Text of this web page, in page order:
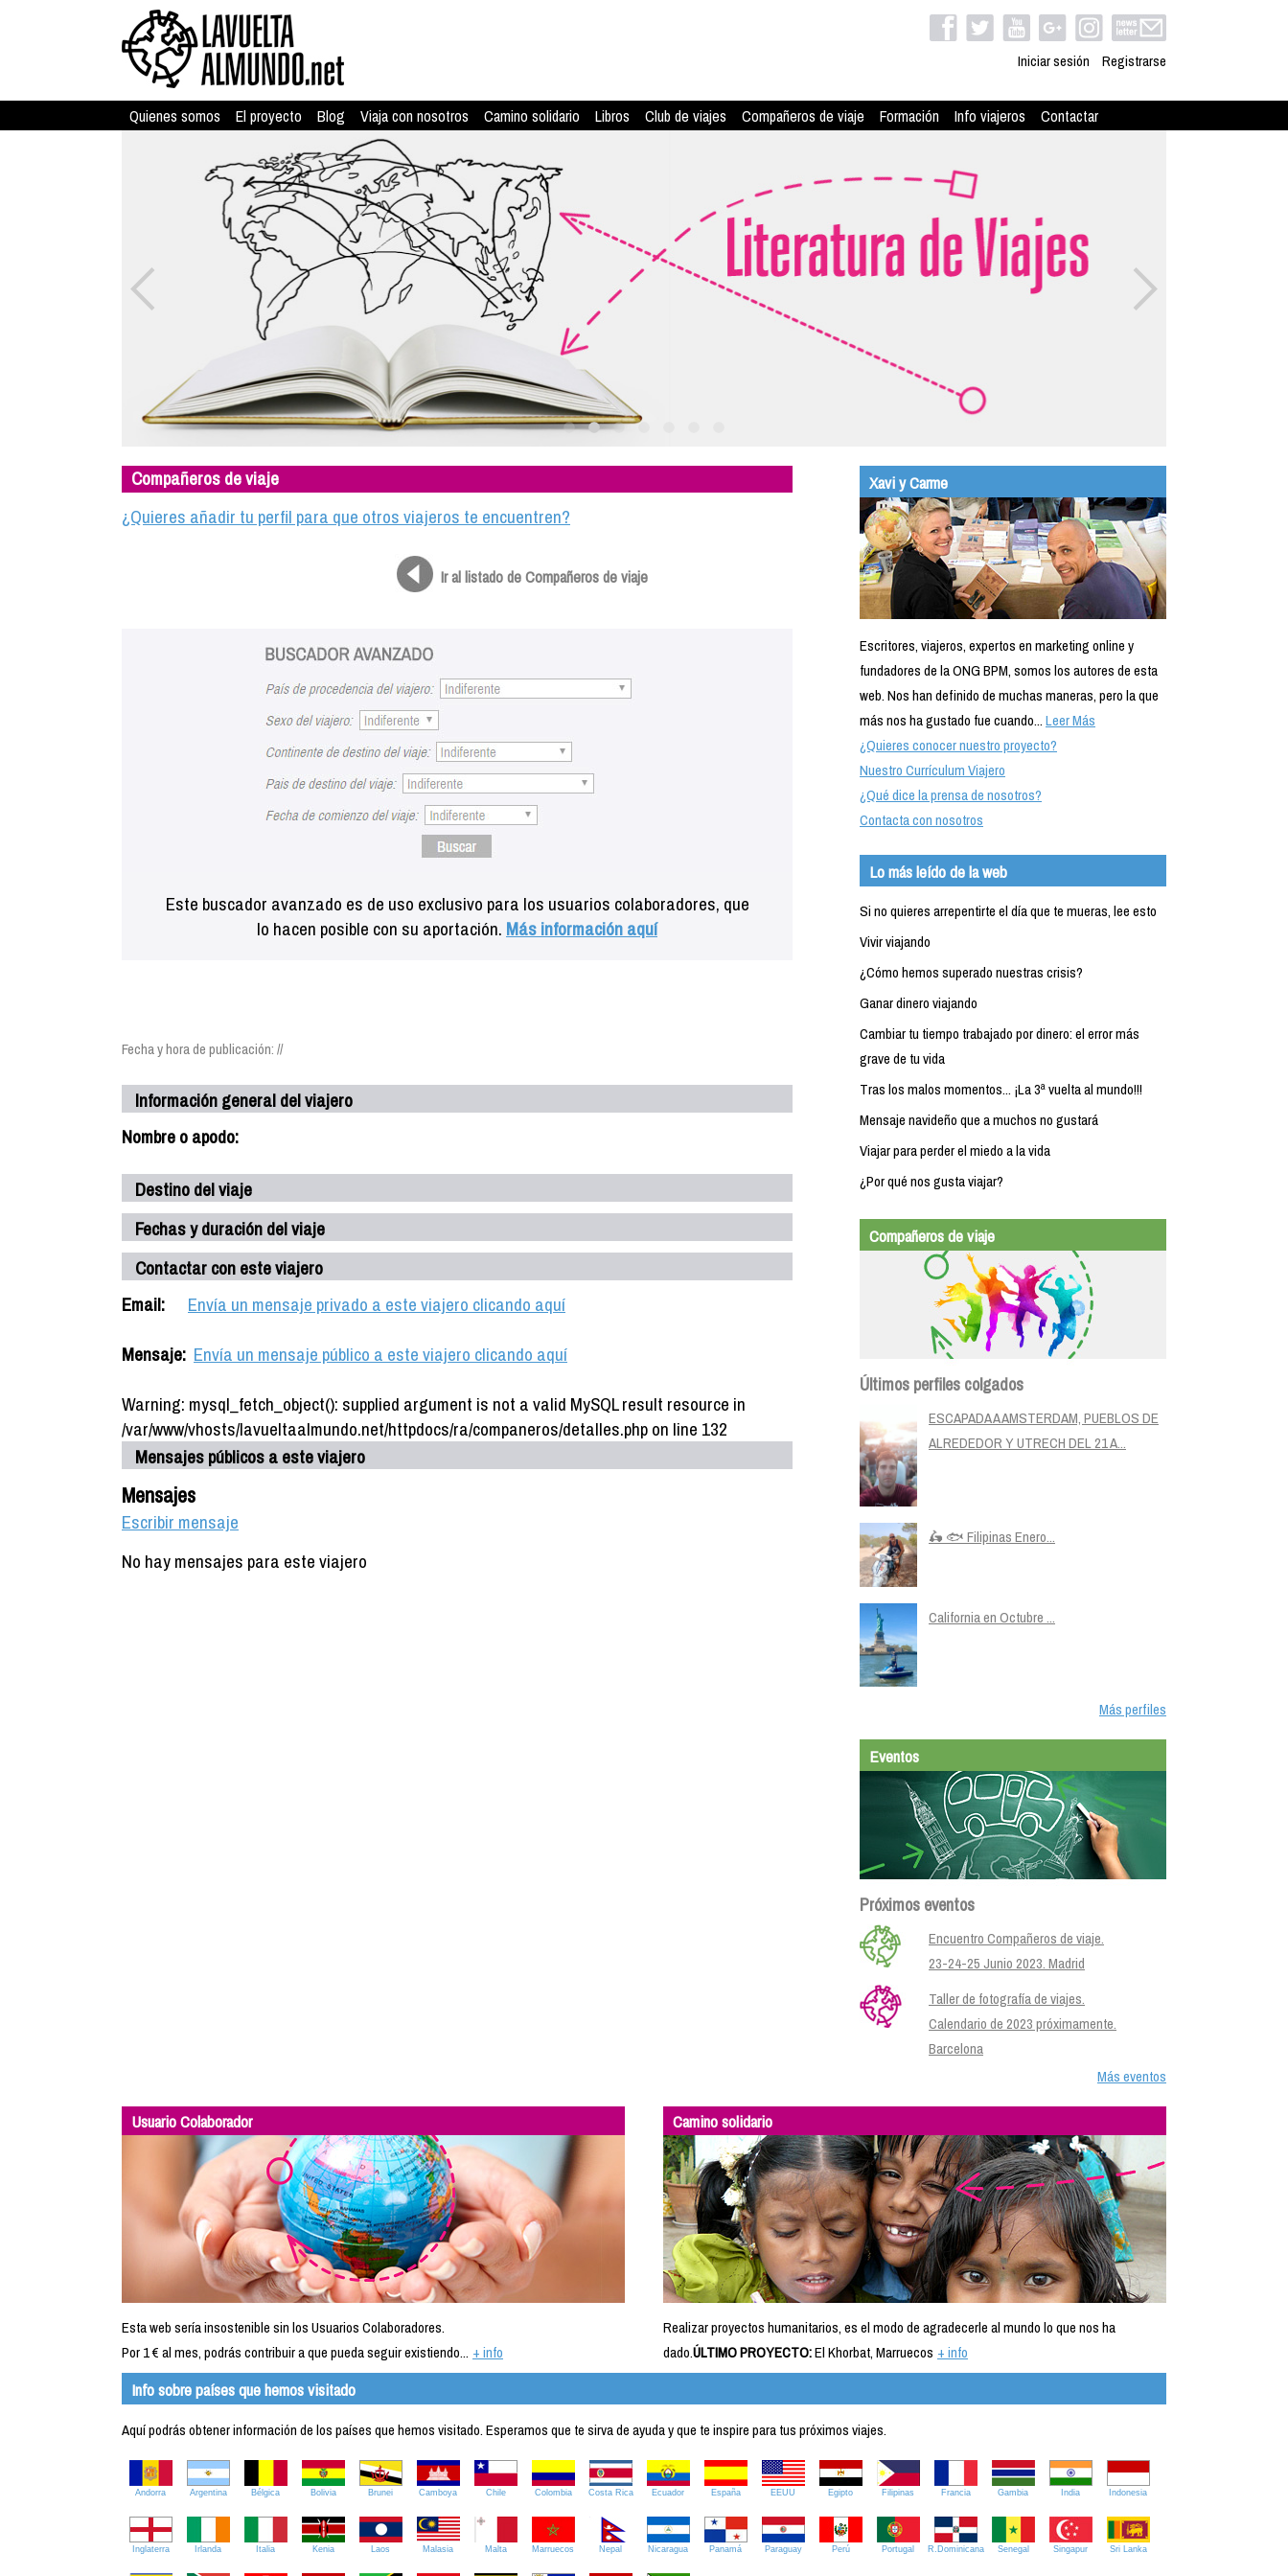
Iniciar sesión Registrarse
Quienes somos El proyecto Blog Viaja con nosotros Camino solidario Libros Club de viajes Compañeros de viaje Formación Info viajeros Contactar
Compañeros de viaje
¿Quieres añadir tu perfil para que otros viajeros te encuentren?
Ir al listado de Compañeros de viaje
Este buscador avanzado es de uso exclusivo para los usuarios colaboradores, que
lo hacen posible con su aportación. Más información aquí
Fecha y hora de publicación: //
Información general del viajero
Nombre o apodo:
Destino del viaje
Fechas y duración del viaje
Contactar con este viajero
Email:
Envía un mensaje privado a este viajero clicando aquí
Mensaje: Envía un mensaje público a este viajero clicando aquí
Warning: mysql_fetch_object(): supplied argument is not a valid MySQL result resource in
/var/www/vhosts/lavueltaalmundo.net/httpdocs/ra/companeros/detalles.php on line 132
Mensajes públicos a este viajero
Mensajes
Escribir mensaje
No hay mensajes para este viajero
Xavi y Carme
Escritores, viajeros, expertos en marketing online y
fundadores de la ONG BPM, somos los autores de esta
web. Nos han definido de muchas maneras, pero la que
más nos ha gustado fue cuando...Leer Más
¿Quieres conocer nuestro proyecto?
Nuestro Currículum Viajero
¿Qué dice la prensa de nosotros?
Contacta con nosotros
Lo más leído de la web
Si no quieres arrepentirte el día que te mueras, lee esto
Vivir viajando
¿Cómo hemos superado nuestras crisis?
Ganar dinero viajando
Cambiar tu tiempo trabajado por dinero: el error más
grave de tu vida
Tras los malos momentos... ¡La 3ª vuelta al mundo!!!
Mensaje navideño que a muchos no gustará
Viajar para perder el miedo a la vida
¿Por qué nos gusta viajar?
Compañeros de viaje
Últimos perfiles colgados
ESCAPADA A AMSTERDAM, PUEBLOS DE
ALREDEDOR Y UTRECH DEL 21 A...
🛵 🐟 Filipinas Enero...
California en Octubre ...
Más perfiles
Eventos
Próximos eventos
Encuentro Compañeros de viaje.
23-24-25 Junio 2023. Madrid
Taller de fotografía de viajes.
Calendario de 2023 próximamente.
Barcelona
Más eventos
Usuario Colaborador
Esta web sería insostenible sin los Usuarios Colaboradores.
Por 1 € al mes, podrás contribuir a que pueda seguir existiendo... + info
Camino solidario
Realizar proyectos humanitarios, es el modo de agradecerle al mundo lo que nos ha
dado.ÚLTIMO PROYECTO:El Khorbat, Marruecos + info
Info sobre países que hemos visitado
Aquí podrás obtener información de los países que hemos visitado. Esperamos que te sirva de ayuda y que te inspire para tus próximos viajes.
Andorra Argentina Bélgica Bolivia Brunei Camboya Chile Colombia Costa Rica Ecuador España EEUU Egipto Filipinas Francia Gambia India Indonesia
Inglaterra Irlanda Italia Kenia Laos Malasia Malta Marruecos Nepal Nicaragua Panamá Paraguay Perú Portugal R.Dominicana Senegal Singapur Sri Lanka